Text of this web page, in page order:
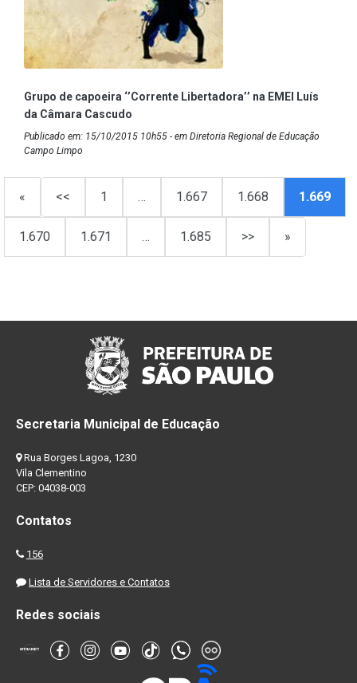
Grupo de capoeira ‘’Corrente Libertadora’’ na EMEI Luís
da Câmara Cascudo
Publicado em: 15/10/2015 10h55 - em Diretoria Regional de Educação
Campo Limpo
« << 1 … 1.667 1.668 1.669
1.670 1.671 … 1.685 >> »
Secretaria Municipal de Educação
Rua Borges Lagoa, 1230
Vila Clementino
CEP: 04038-003
Contatos
156
Lista de Servidores e Contatos
Redes sociais